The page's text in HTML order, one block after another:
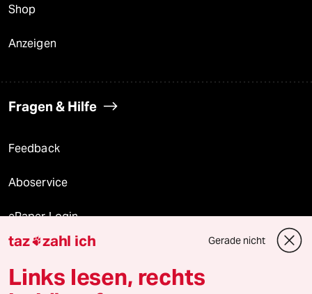
Shop
Anzeigen
Fragen & Hilfe
Feedback
Aboservice
ePaper Login
Downloads für Abonnierende
taz zahl ich Gerade nicht
Links lesen, rechts